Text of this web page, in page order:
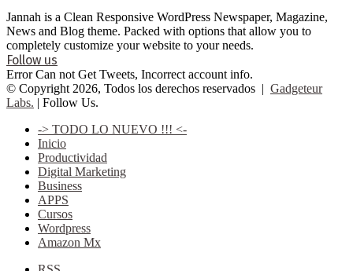
Jannah is a Clean Responsive WordPress Newspaper, Magazine,
News and Blog theme. Packed with options that allow you to
completely customize your website to your needs.
Follow us
Error Can not Get Tweets, Incorrect account info.
© Copyright 2026, Todos los derechos reservados | Gadgeteur
Labs. | Follow Us.
-> TODO LO NUEVO !!! <-
Inicio
Productividad
Digital Marketing
Business
APPS
Cursos
Wordpress
Amazon Mx